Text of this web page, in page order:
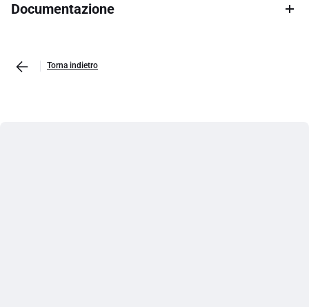
Documentazione
Torna indietro